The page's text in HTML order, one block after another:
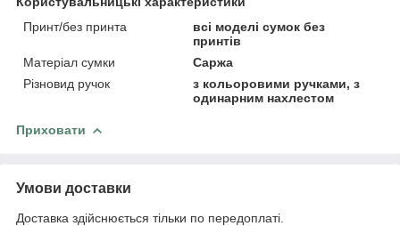
Принт/без принта
всі моделі сумок без
принтів
Матеріал сумки
Саржа
Різновид ручок
з кольоровими ручками, з
одинарним нахлестом
Приховати
Умови доставки
Доставка здійснюється тільки по передоплаті.